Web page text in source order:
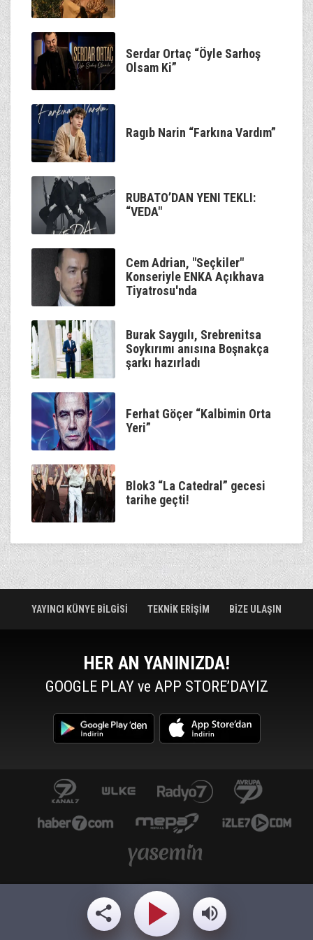
Serdar Ortaç “Öyle Sarhoş
Olsam Ki”
Ragıb Narin “Farkına Vardım”
RUBATO’DAN YENI TEKLI:
“VEDA"
Cem Adrian, "Seçkiler"
Konseriyle ENKA Açıkhava
Tiyatrosu'nda
Burak Saygılı, Srebrenitsa
Soykırımı anısına Boşnakça
şarkı hazırladı
Ferhat Göçer “Kalbimin Orta
Yeri”
Blok3 “La Catedral” gecesi
tarihe geçti!
YAYINCI KÜNYE BİLGİSİ TEKNİK ERİŞİM BİZE ULAŞIN
HER AN YANINIZDA!
GOOGLE PLAY ve APP STORE’DAYIZ